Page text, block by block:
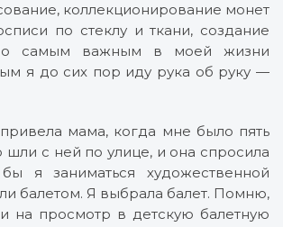
коллекционирование монет
по стеклу и ткани, создание
самым важным в моей жизни
я до сих пор иду рука об руку —
мама, когда мне было пять
шли с ней по улице, и она спросила
я заниматься художественной
балетом. Я выбрала балет. Помню,
на просмотр в детскую балетную